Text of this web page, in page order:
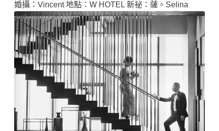
婚攝：Vincent 地點：W HOTEL 新祕：薩。Selina